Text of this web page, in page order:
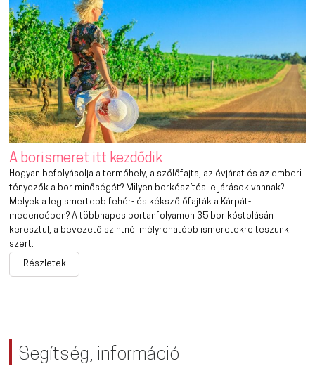
A borismeret itt kezdődik
Hogyan befolyásolja a termőhely, a szőlőfajta, az évjárat és az emberi
tényezők a bor minőségét? Milyen borkészítési eljárások vannak?
Melyek a legismertebb fehér- és kékszőlőfajták a Kárpát-
medencében? A többnapos bortanfolyamon 35 bor kóstolásán
keresztül, a bevezető szintnél mélyrehatóbb ismeretekre teszünk
szert.
Részletek
Segítség, információ